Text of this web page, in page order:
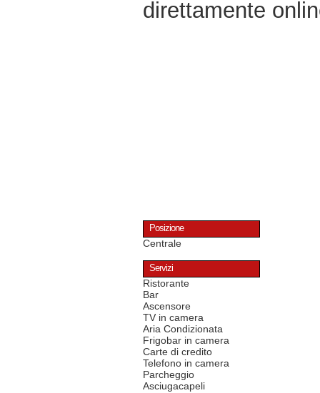
direttamente
Posizione
Centrale
Servizi
Ristorante
Bar
Ascensore
TV in camera
Aria Condizionata
Frigobar in camera
Carte di credito
Telefono in camera
Parcheggio
Asciugacapeli